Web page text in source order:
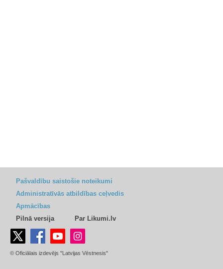
Pašvaldību saistošie noteikumi
Administratīvās atbildības ceļvedis
Apmācības
Pilnā versija
Par Likumi.lv
© Oficiālais izdevējs "Latvijas Vēstnesis"